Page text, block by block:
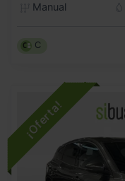
Manual
C